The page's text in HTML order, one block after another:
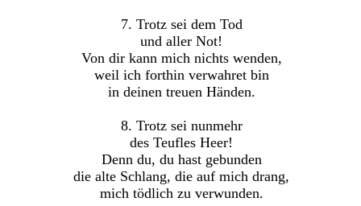
7. Trotz sei dem Tod
und aller Not!
Von dir kann mich nichts wenden,
weil ich forthin verwahret bin
in deinen treuen Händen.
8. Trotz sei nunmehr
des Teufles Heer!
Denn du, du hast gebunden
die alte Schlang, die auf mich drang,
mich tödlich zu verwunden.